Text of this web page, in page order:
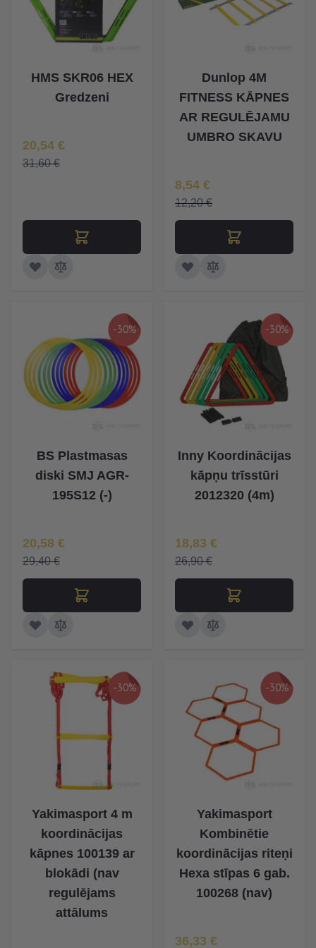
HMS SKR06 HEX
Gredzeni
Īpaša Cena
20,54 €
31,60 €
Dunlop 4M
FITNESS KĀPNES
AR REGULĒJAMU
UMBRO SKAVU
Īpaša Cena
8,54 €
12,20 €
-30%
BS Plastmasas
diski SMJ AGR-
195S12 (-)
Īpaša Cena
20,58 €
29,40 €
-30%
Inny Koordinācijas
kāpņu trīsstūri
2012320 (4m)
Īpaša Cena
18,83 €
26,90 €
-30%
Yakimasport 4 m
koordinācijas
kāpnes 100139 ar
blokādi (nav
regulējams
attālums
-30%
Yakimasport
Kombinētie
koordinācijas riteņi
Hexa stīpas 6 gab.
100268 (nav)
Īpaša Cena
36,33 €